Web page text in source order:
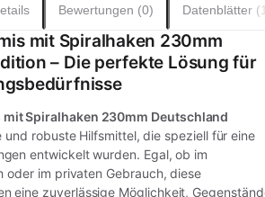
Bewertungen (0) Datenblätter
mit Spiralhaken 230mm
– Die perfekte Lösung für
Spiralhaken 230mm Deutschland
und robuste Hilfsmittel, die speziell für eine
entwickelt wurden. Egal, ob im
oder im privaten Gebrauch, diese
eine zuverlässige Möglichkeit,